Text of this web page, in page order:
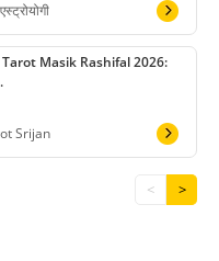
Masik Rashifal 2026:
Srijan
< >